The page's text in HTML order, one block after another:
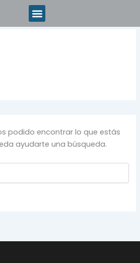
podido encontrar lo que estás
ayudarte una búsqueda.